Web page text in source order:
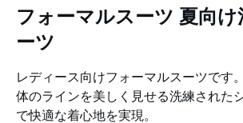
フォーマルスーツ 夏向
ーツ
レディース向けフォーマルスーツです。
体のラインを美しく見せる洗練された
で快適な着心地を実現。